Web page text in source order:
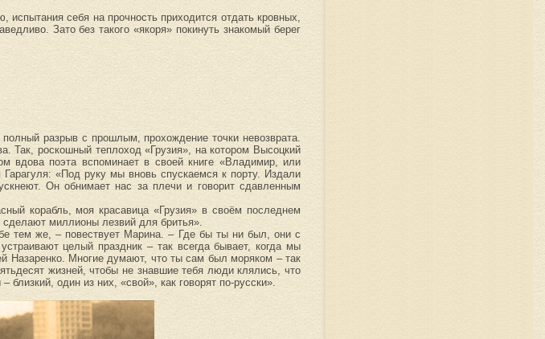
испытания себя на прочность приходится отдать кровных,
Зато без такого «якоря» покинуть знакомый берег
разрыв с прошлым, прохождение точки невозврата.
Так, роскошный теплоход «Грузия», на котором Высоцкий
вдова поэта вспоминает в своей книге «Владимир, или
«Под руку мы вновь спускаемся к порту. Издали
Он обнимает нас за плечи и говорит сдавленным
корабль, моя красавица «Грузия» в своём последнем
сделают миллионы лезвий для бритья».
тем же, – повествует Марина. – Где бы ты ни был, они с
целый праздник – так всегда бывает, когда мы
Назаренко. Многие думают, что ты сам был моряком – так
жизней, чтобы не знавшие тебя люди клялись, что
один из них, «свой», как говорят по-русски».